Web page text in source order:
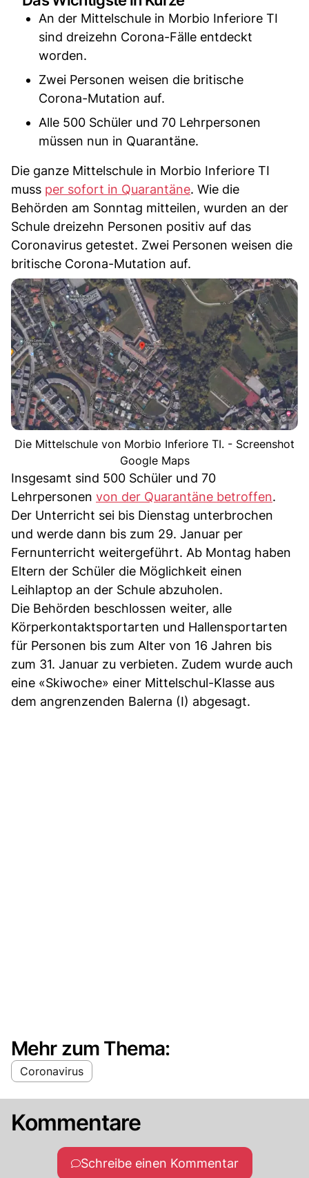
An der Mittelschule in Morbio Inferiore TI
sind dreizehn Corona-Fälle entdeckt
worden.
Zwei Personen weisen die britische
Corona-Mutation auf.
Alle 500 Schüler und 70 Lehrpersonen
müssen nun in Quarantäne.
Die ganze Mittelschule in Morbio Inferiore TI
muss per sofort in Quarantäne. Wie die
Behörden am Sonntag mitteilen, wurden an der
Schule dreizehn Personen positiv auf das
Coronavirus getestet. Zwei Personen weisen die
britische Corona-Mutation auf.
Die Mittelschule von Morbio Inferiore TI. - Screenshot
Google Maps
Insgesamt sind 500 Schüler und 70
Lehrpersonen von der Quarantäne betroffen.
Der Unterricht sei bis Dienstag unterbrochen
und werde dann bis zum 29. Januar per
Fernunterricht weitergeführt. Ab Montag haben
Eltern der Schüler die Möglichkeit einen
Leihlaptop an der Schule abzuholen.
Die Behörden beschlossen weiter, alle
Körperkontaktsportarten und Hallensportarten
für Personen bis zum Alter von 16 Jahren bis
zum 31. Januar zu verbieten. Zudem wurde auch
eine «Skiwoche» einer Mittelschul-Klasse aus
dem angrenzenden Balerna (I) abgesagt.
Mehr zum Thema:
Coronavirus
Kommentare
Schreibe einen Kommentar